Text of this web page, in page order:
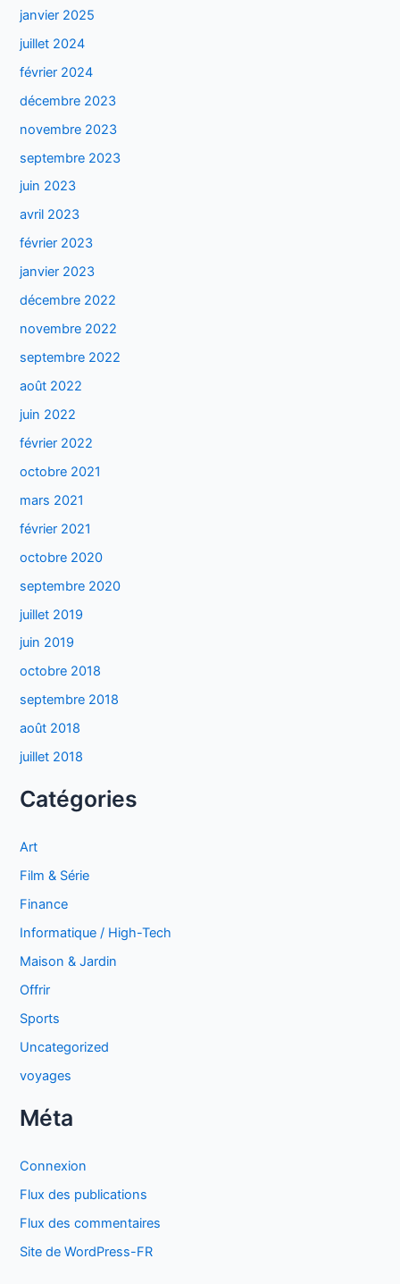
janvier 2025
juillet 2024
février 2024
décembre 2023
novembre 2023
septembre 2023
juin 2023
avril 2023
février 2023
janvier 2023
décembre 2022
novembre 2022
septembre 2022
août 2022
juin 2022
février 2022
octobre 2021
mars 2021
février 2021
octobre 2020
septembre 2020
juillet 2019
juin 2019
octobre 2018
septembre 2018
août 2018
juillet 2018
Catégories
Art
Film & Série
Finance
Informatique / High-Tech
Maison & Jardin
Offrir
Sports
Uncategorized
voyages
Méta
Connexion
Flux des publications
Flux des commentaires
Site de WordPress-FR